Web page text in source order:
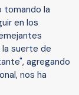
tomando la
en los
suerte de
agregando
nos ha